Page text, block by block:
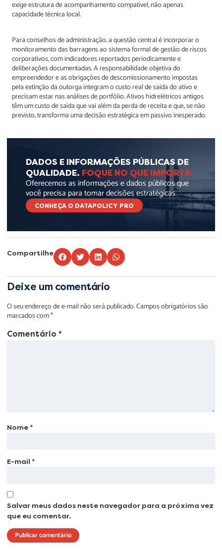
exige estrutura de acompanhamento compatível, não apenas
capacidade técnica local.
Para conselhos de administração, a questão central é incorporar o
monitoramento das barragens ao sistema formal de gestão de riscos
corporativos, com indicadores reportados periodicamente e
deliberações documentadas. A responsabilidade objetiva do
empreendedor e as obrigações de descomissionamento impostas
pela extinção da outorga integram o custo real de saída do ativo e
precisam estar nas análises de portfólio. Ativos hidrelétricos antigos
têm um custo de saída que vai além da perda de receita e que, se não
previsto, transforma uma decisão estratégica em passivo inesperado.
DADOS E INFORMAÇÕES PÚBLICAS DE
QUALIDADE. FOQUE NO QUE IMPORTA.
Oferecemos as informações e dados públicos que
você precisa para tomar decisões estratégicas.
CONHEÇA O DATAPOLICY PRO
Compartilhe
Deixe um comentário
O seu endereço de e-mail não será publicado.Campos obrigatórios são
marcados com*
Comentário *
Nome *
E-mail *
Salvar meus dados neste navegador para a próxima vez
que eu comentar.